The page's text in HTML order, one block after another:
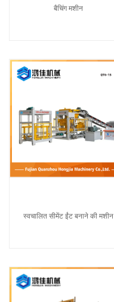
बैचिंग मशीन
स्वचालित सीमेंट ईंट बनाने की मशीन